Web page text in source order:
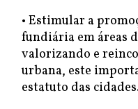
• Estimular a
fundiária em áreas
valorizando e
urbana, este
estatuto das